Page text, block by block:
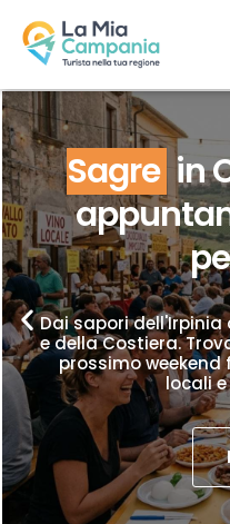
Sagre in
Dai sapori
e della Costiera.
prossimo
locali